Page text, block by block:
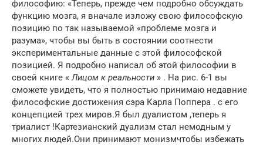
философию: «Теперь, прежде чем подробно обсуждать
функцию мозга, я вначале изложу свою философскую
позицию по так называемой «проблеме мозга и
разума», чтобы вы быть в состоянии соотнести
экспериментальные данные с этой философской
позицией. Я подробно написал об этой философии в
своей книге « Лицом к реальности » . На рис. 6-1 вы
сможете увидеть, что я полностью принимаю недавние
философские достижения сэра Карла Поппера . с его
концепцией трех миров.Я был дуалистом ,теперь я
триалист !Картезианский дуализм стал немодным у
многих людей.Они принимают монизмчтобы избежать